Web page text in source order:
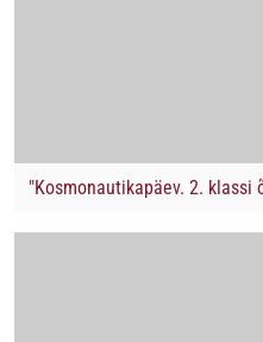
"Kosmonautikapäev. 2.